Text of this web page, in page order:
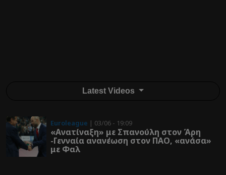
Latest Videos
Euroleague | 03/06 - 19:09
«Ανατίναξη» με Σπανούλη στον Άρη
-Γενναία ανανέωση στον ΠΑΟ, «ανάσα»
με Φαλ